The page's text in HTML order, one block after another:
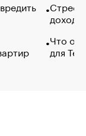
Что
для